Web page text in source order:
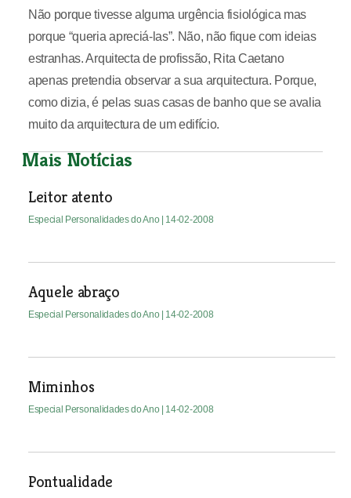
Não porque tivesse alguma urgência fisiológica mas
porque “queria apreciá-las”. Não, não fique com ideias
estranhas. Arquitecta de profissão, Rita Caetano
apenas pretendia observar a sua arquitectura. Porque,
como dizia, é pelas suas casas de banho que se avalia
muito da arquitectura de um edifício.
Mais Notícias
Leitor atento
Especial Personalidades do Ano | 14-02-2008
Aquele abraço
Especial Personalidades do Ano | 14-02-2008
Miminhos
Especial Personalidades do Ano | 14-02-2008
Pontualidade